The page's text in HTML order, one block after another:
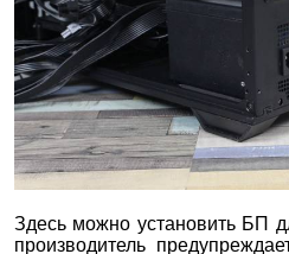
Здесь можно установить БП
производитель